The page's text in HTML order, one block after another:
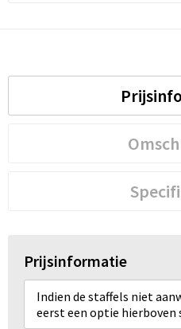
Prijsinformatie
Indien de staffels niet
eerst een optie hierboven